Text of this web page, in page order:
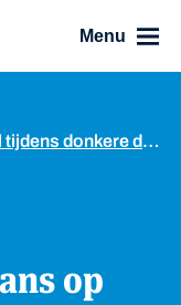
Menu
donkere dagen